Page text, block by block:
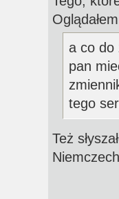
a co do
pan
tego
Też